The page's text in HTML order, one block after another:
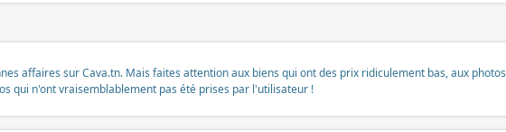
affaires sur Cava.tn. Mais faites attention aux biens qui ont des prix ridiculement bas, aux photos
qui n'ont vraisemblablement pas été prises par l'utilisateur !